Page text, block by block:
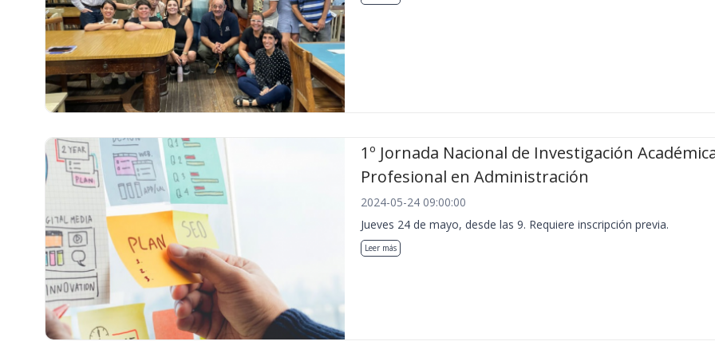
1º Jornada Nacional de Investigación
Profesional en Administración
2024-05-24 09:00:00
Jueves 24 de mayo, desde las 9. Requiere inscripción previa.
Leer más